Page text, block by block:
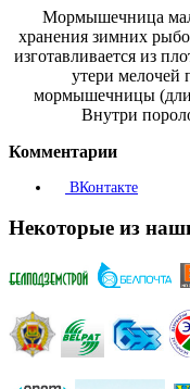
Мормышечница
хранения зимних
изготавливается из
утери мелочей
мормышечницы
Внутри
Комментарии
ВКонтакте
Некоторые из